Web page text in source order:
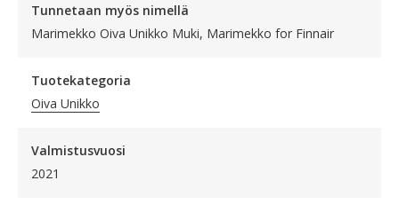
Tunnetaan myös nimellä
Marimekko Oiva Unikko Muki, Marimekko for Finnair
Tuotekategoria
Oiva Unikko
Valmistusvuosi
2021